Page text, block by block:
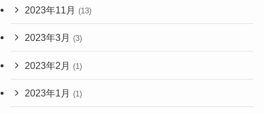
2023年11月 (13)
2023年3月 (3)
2023年2月 (1)
2023年1月 (1)